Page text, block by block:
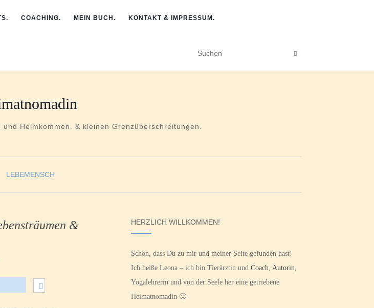
COACHING. MEIN BUCH. KONTAKT & IMPRESSUM.
Heimkommen. & kleinen Grenzüberschreitungen.
LEBEMENSCH
&
HERZLICH WILLKOMMEN!
Schön, dass Du zu mir und meiner Seite gefunden hast!
Ich heiße Leona – ich bin Tierärztin und Coach, Autorin,
Yogalehrerin und von der Seele her eine getriebene
Heimatnomadin 🙂